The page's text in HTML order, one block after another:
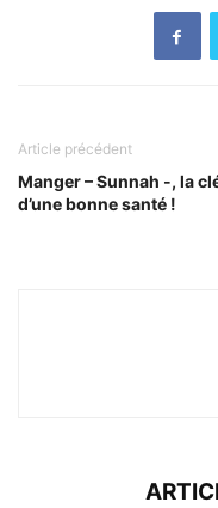
Article précédent
Manger – Sunnah -, la
d’une bonne santé !